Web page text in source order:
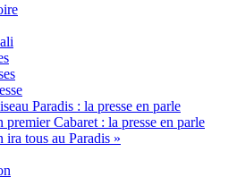
Paradis : la presse en parle
premier Cabaret : la presse en parle
tous au Paradis »